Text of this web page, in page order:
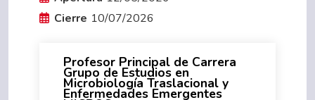
Cierre 10/07/2026
Profesor Principal de Carrera
Grupo de Estudios en
Microbiología Traslacional y
Enfermedades Emergentes